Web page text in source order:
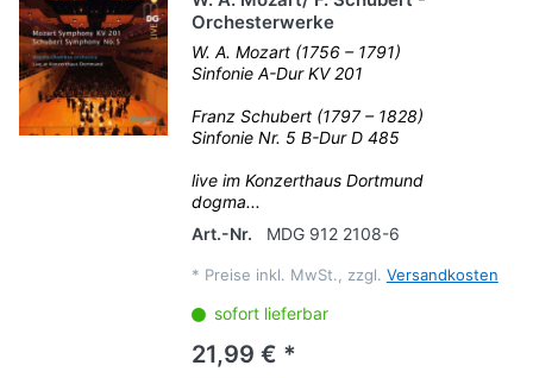
Orchesterwerke
W. A. Mozart (1756 – 1791)
Sinfonie A-Dur KV 201
Franz Schubert (1797 – 1828)
Sinfonie Nr. 5 B-Dur D 485
live im Konzerthaus Dortmund
dogma...
Art.-Nr.
MDG 912 2108-6
* Preise inkl. MwSt., zzgl. Versandkosten
sofort lieferbar
21,99 € *